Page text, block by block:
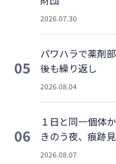
2026.07.30
05
パワハラで薬剤
後も繰り返し
2026.08.04
06
１日と同一個体
きのう夜、痕跡
2026.08.07